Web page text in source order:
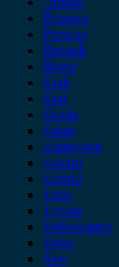
Peugeot
Porsche
Renault
Rover
Saab
Seat
Skoda
Smart
ssangyong
Subaru
Suzuki
Tesla
Toyota
Volkswagen
Volvo
Xev